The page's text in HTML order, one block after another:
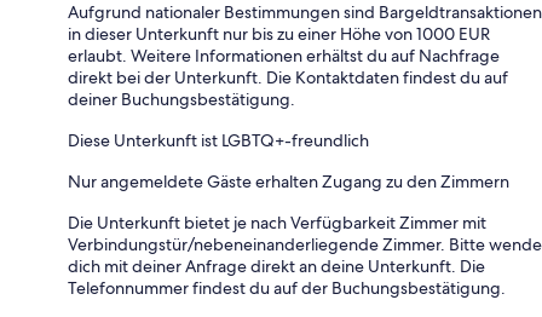
Aufgrund nationaler Bestimmungen sind Bargeldtransaktionen
in dieser Unterkunft nur bis zu einer Höhe von 1000 EUR
erlaubt. Weitere Informationen erhältst du auf Nachfrage
direkt bei der Unterkunft. Die Kontaktdaten findest du auf
deiner Buchungsbestätigung.
Diese Unterkunft ist LGBTQ+-freundlich
Nur angemeldete Gäste erhalten Zugang zu den Zimmern
Die Unterkunft bietet je nach Verfügbarkeit Zimmer mit
Verbindungstür/nebeneinanderliegende Zimmer. Bitte wende
dich mit deiner Anfrage direkt an deine Unterkunft. Die
Telefonnummer findest du auf der Buchungsbestätigung.